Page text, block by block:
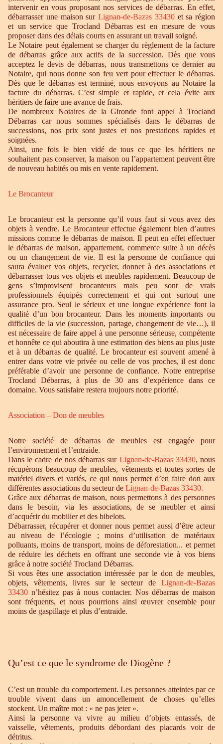
intervenir en vous proposant nos services de débarras. En effet,
débarrasser une maison sur Lignan-de-Bazas 33430et sa région
et un service que Trocland Débarras est en mesure de vous
proposer dans des délais courts en assurant un travail soigné.
Le Notaire peut également se charger du règlement de la facture
de débarras grâce aux actifs de la succession. Dès que vous
acceptez le devis de débarras, nous transmettons ce dernier au
Notaire, qui nous donne son feu vert pour effectuer le débarras.
Dès que le débarras est terminé, nous envoyons au Notaire la
facture du débarras. C’est simple et rapide, et cela évite aux
héritiers de faire une avance de frais.
De nombreux Notaires de la Gironde font appel à Trocland
Débarras car nous sommes spécialisés dans le débarras de
successions, nos prix sont justes et nos prestations rapides et
soignées.
Ainsi, une fois le bien vidé de tous ce que les héritiers ne
souhaitent pas conserver, la maison ou l’appartement peuvent être
de nouveau habités ou mis en vente rapidement.
Le Brocanteur
Le brocanteur est la personne qu’il vous faut si vous avez des
objets à vendre. Le Brocanteur effectue également bien d’autres
missions comme le débarras de maison. Il peut en effet effectuer
le débarras de maison, appartement, commerce suite à un décès
ou un changement de vie. Il est la personne de confiance qui
saura évaluer vos objets, recycler, donner à des associations et
débarrasser tous vos objets et meubles rapidement. Beaucoup de
gens s’improvisent brocanteurs mais peu sont de vrais
professionnels équipés correctement et qui ont surtout une
assurance pro. Seul le sérieux et une longue expérience font la
qualité d’un bon brocanteur. Dans les moments importants ou
difficiles de la vie (succession, partage, changement de vie…), il
est nécessaire de faire appel à une personne sérieuse, compétente
et honnête ce qui aboutira à une estimation des biens au plus juste
et à un débarras de qualité. Le brocanteur est souvent amené à
entrer dans votre vie privée ou celle de vos proches, il est donc
préférable d’avoir une personne de confiance. Notre entreprise
Trocland Débarras, à plus de 30 ans d’expérience dans ce
domaine. Vous satisfaire restera toujours notre priorité.
Association – Don de meubles
Notre société de débarras de meubles est engagée pour
l’environnement et l’entraide.
Dans le cadre de nos débarras sur Lignan-de-Bazas 33430, nous
récupérons beaucoup de meubles, vêtements et toutes sortes de
matériel divers et variés, ce qui nous permet d’en faire don aux
différentes associations du secteur de Lignan-de-Bazas 33430.
Grâce aux débarras de maison, nous permettons à des personnes
dans le besoin, via les associations, de se meubler et ainsi
d’acquérir du mobilier et des bibelots.
Débarrasser, récupérer et donner nous permet aussi d’être acteur
au niveau de l’écologie ; moins d’utilisation de matériaux
polluants, moins de transport, moins de déforestation... et permet
de réduire les déchets en offrant une seconde vie à vos biens
grâce à notre société Trocland Débarras.
Si vous êtes une association intéressée par le don de meubles,
objets, vêtements, livres sur le secteur de Lignan-de-Bazas
33430 n’hésitez pas à nous contacter. Nos débarras de maison
sont fréquents, et nous pourrions ainsi œuvrer ensemble pour
moins de gaspillage et plus d’entraide.
Qu’est ce que le syndrome de Diogène ?
C’est un trouble du comportement. Les personnes atteintes par ce
trouble vivent dans un amoncellement de choses qu’elles
stockent. Un maître mot : « ne pas jeter ».
Ainsi la personne va vivre au milieu d’objets entassés, de
vaisselle, vêtements, produits débordant des placards voir de
détritus.